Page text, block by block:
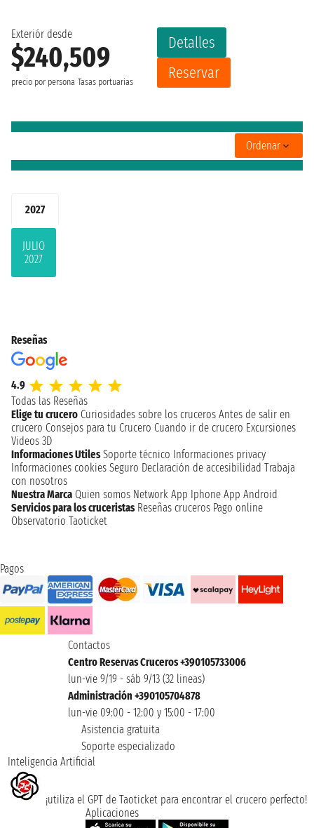
2027
JULIO
2027
Exteriór desde
$240,509
precio por persona Tasas portuarias
Detalles
Reservar
Ordenar
Reseñas
4.9
Todas las Reseñas
Elige tu crucero Curiosidades sobre los cruceros Antes de salir en
crucero Consejos para tu Crucero Cuando ir de crucero Excursiones
Videos 3D
Informaciones Utiles Soporte técnico Informaciones privacy
Informaciones cookies Seguro Declaración de accesibilidad Trabaja
con nosotros
Nuestra Marca Quien somos Network App Iphone App Android
Servicios para los cruceristas Reseñas cruceros Pago online
Observatorio Taoticket
Pagos
Contactos
Centro Reservas Cruceros +390105733006
lun-vie 9/19 - sáb 9/13 (32 lineas)
Administración +390105704878
lun-vie 09:00 - 12:00 y 15:00 - 17:00
Asistencia gratuita
Soporte especializado
Inteligencia Artificial
¡utiliza el GPT de Taoticket para encontrar el crucero perfecto!
Aplicaciones